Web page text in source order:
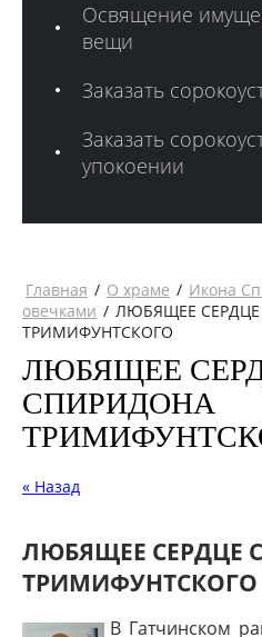
Освящение
вещи
Заказать
Заказать
упокоении
Главная / О храме / Икона
овечками / ЛЮБЯЩЕЕ
ТРИМИФУНТСКОГО
ЛЮБЯЩЕЕ
СПИРИДОНА
« Назад
ЛЮБЯЩЕЕ СЕРДЦЕ
ТРИМИФУНТСКОГО
В Гатчинском